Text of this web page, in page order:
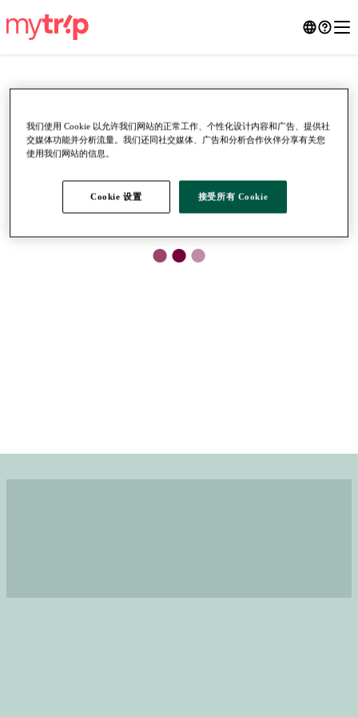
●●●
我们使用 Cookie 以允许我们网站的正常工作、个性化设计内容和广告、提供社
交媒体功能并分析流量。我们还同社交媒体、广告和分析合作伙伴分享有关您
使用我们网站的信息。
Cookie 设置 接受所有 Cookie